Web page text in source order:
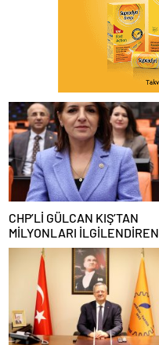
CHP’Lİ GÜLCAN KIŞ’TAN
MİLYONLARI İLGİLENDİREN
BORÇ KRİZİNE İLİŞKİN
KANUN TEKLİFİ